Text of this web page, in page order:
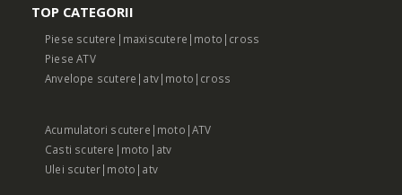
TOP CATEGORII
Piese scutere|maxiscutere|moto|cross
Piese ATV
Anvelope scutere|atv|moto|cross
Acumulatori scutere|moto|ATV
Casti scutere|moto|atv
Ulei scuter|moto|atv